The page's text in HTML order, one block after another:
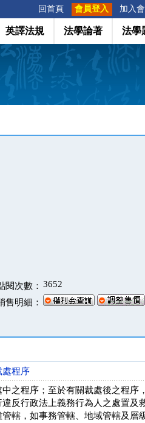
回首頁 會員登入 加入
英譯法規 法學論著 法學
閱次數： 3652
售明細：
處程序
之程序；至於有關裁處後之程序
反行政法上義務行為人之處置及
轄，如事務管轄、地域管轄及層